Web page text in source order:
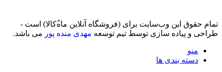
تمام حقوق اين وب‌سايت برای (فروشگاه آنلاین ماه‌‌‌‌‌‌ُکالا) است -
طراحی و پیاده سازی توسط تیم توسعه مهدی منده پور می باشد.
منو
دسته بندی ها